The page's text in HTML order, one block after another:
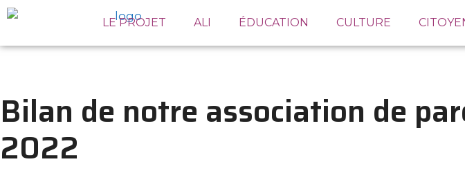
LE PROJET ALI ÉDUCATION CULTURE
Bilan de notre association de
2022